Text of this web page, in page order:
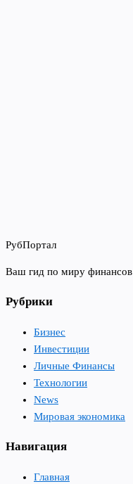
РубПортал
Ваш гид по миру финансов
Рубрики
Бизнес
Инвестиции
Личные Финансы
Технологии
News
Мировая экономика
Навигация
Главная